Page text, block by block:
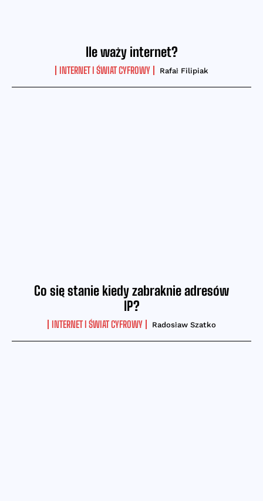
Ile waży internet?
INTERNET I ŚWIAT CYFROWY Rafał Filipiak
Co się stanie kiedy zabraknie adresów
IP?
INTERNET I ŚWIAT CYFROWY Radosław Szatko